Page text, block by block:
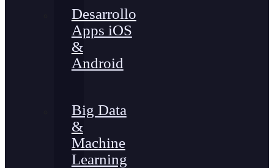
Desarrollo
Apps iOS
&
Android
Big Data
&
Machine
Learning